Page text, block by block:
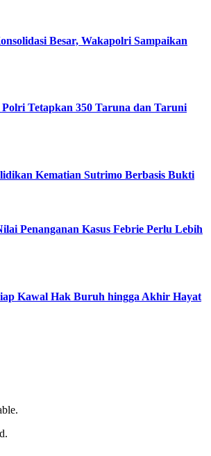
Besar, Wakapolri Sampaikan
Tetapkan 350 Taruna dan Taruni
Kematian Sutrimo Berbasis Bukti
Penanganan Kasus Febrie Perlu Lebih
Kawal Hak Buruh hingga Akhir Hayat